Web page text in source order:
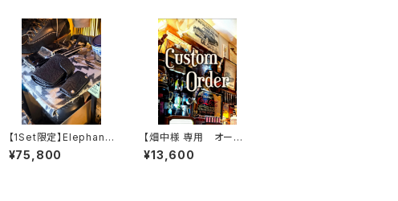
【1Set限定】Elephant.
xxx.Ash'Gray-Black.
Edition// JACK.RIDE.
¥75,800
【畑中様 専用 オーダ
ーカスタム一式
¥13,600